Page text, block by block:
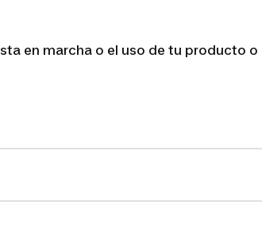
en marcha o el uso de tu producto